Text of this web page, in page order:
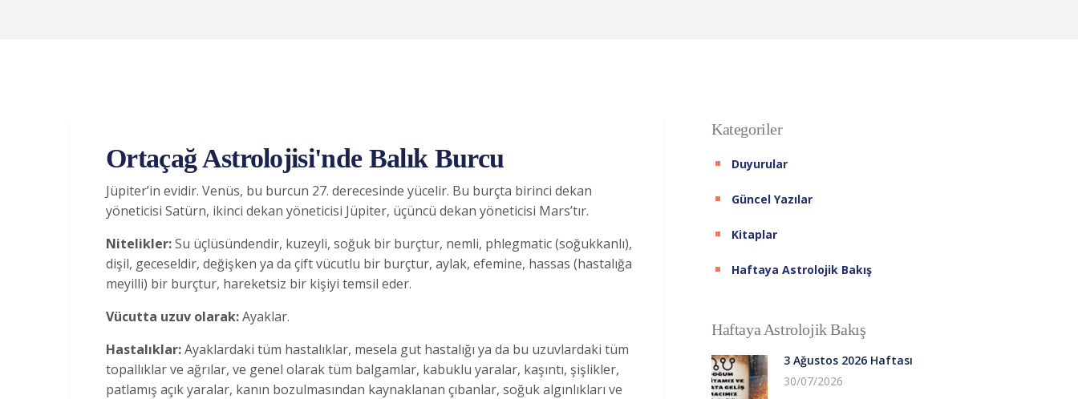
Ortaçağ Astrolojisi'nde Balık Burcu
Jüpiter’in evidir. Venüs, bu burcun 27. derecesinde yücelir. Bu burçta birinci dekan
yöneticisi Satürn, ikinci dekan yöneticisi Jüpiter, üçüncü dekan yöneticisi Mars’tır.
Nitelikler:Su üçlüsündendir, kuzeyli, soğuk bir burçtur, nemli, phlegmatic (soğukkanlı),
dişil, geceseldir, değişken ya da çift vücutlu bir burçtur, aylak, efemine, hassas (hastalığa
meyilli) bir burçtur, hareketsiz bir kişiyi temsil eder.
Vücutta uzuv olarak:Ayaklar.
Hastalıklar:Ayaklardaki tüm hastalıklar, mesela gut hastalığı ya da bu uzuvlardaki tüm
topallıklar ve ağrılar, ve genel olarak tüm balgamlar, kabuklu yaralar, kaşıntı, şişlikler,
patlamış açık yaralar, kanın bozulmasından kaynaklanan çıbanlar, soğuk algınlıkları ve
Kategoriler
Duyurular
Güncel Yazılar
Kitaplar
Haftaya Astrolojik Bakış
Haftaya Astrolojik Bakış
3 Ağustos 2026 Haftası
30/07/2026